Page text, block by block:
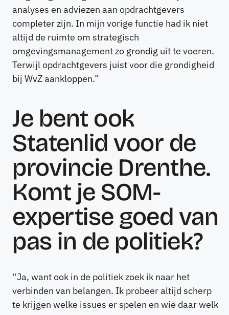
analyses en adviezen aan opdrachtgevers
completer zijn. In mijn vorige functie had ik niet
altijd de ruimte om strategisch
omgevingsmanagement zo grondig uit te voeren.
Terwijl opdrachtgevers juist voor die grondigheid
bij WvZ aankloppen.”
Je bent ook
Statenlid voor de
provincie Drenthe.
Komt je SOM-
expertise goed van
pas in de politiek?
“Ja, want ook in de politiek zoek ik naar het
verbinden van belangen. Ik probeer altijd scherp
te krijgen welke issues er spelen en wie daar welk